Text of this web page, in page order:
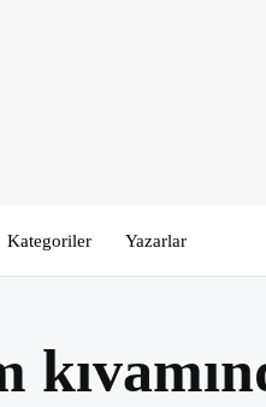
Kategoriler Yazarlar